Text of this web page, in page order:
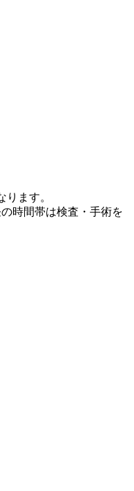
ます。
時間帯は検査・手術を